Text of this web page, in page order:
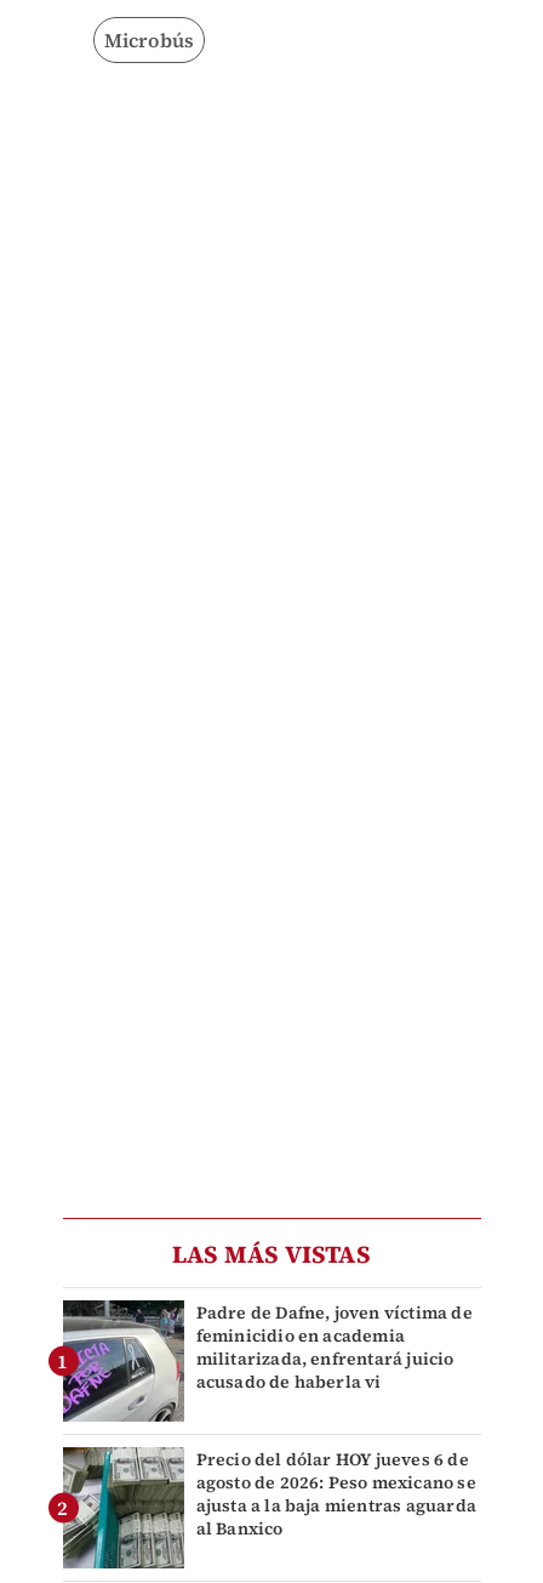
Microbús
LAS MÁS VISTAS
Padre de Dafne, joven víctima de
feminicidio en academia
militarizada, enfrentará juicio
acusado de haberla vi
Precio del dólar HOY jueves 6 de
agosto de 2026: Peso mexicano se
ajusta a la baja mientras aguarda
al Banxico